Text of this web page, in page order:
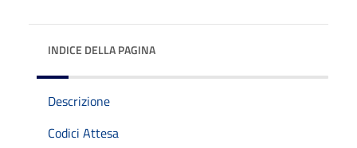
INDICE DELLA PAGINA
Descrizione
Codici Attesa